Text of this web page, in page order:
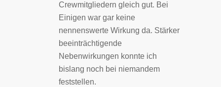
Crewmitgliedern gleich gut. Bei
Einigen war gar keine
nennenswerte Wirkung da. Stärker
beeinträchtigende
Nebenwirkungen konnte ich
bislang noch bei niemandem
feststellen.